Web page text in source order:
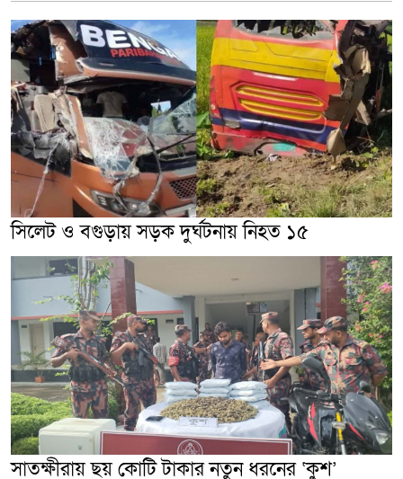
সিলেট ও বগুড়ায় সড়ক দুর্ঘটনায় নিহত ১৫
সাতক্ষীরায় ছয় কোটি টাকার নতুন ধরনের ‘কুশ’